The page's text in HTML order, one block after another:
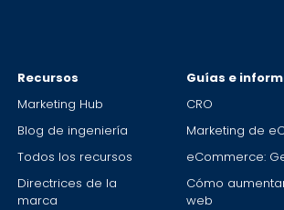
Recursos
Marketing Hub
Blog de ingeniería
Todos los recursos
Directrices de la
marca
Guías e
CRO
Marketing de
eCommerce:
Cómo
web